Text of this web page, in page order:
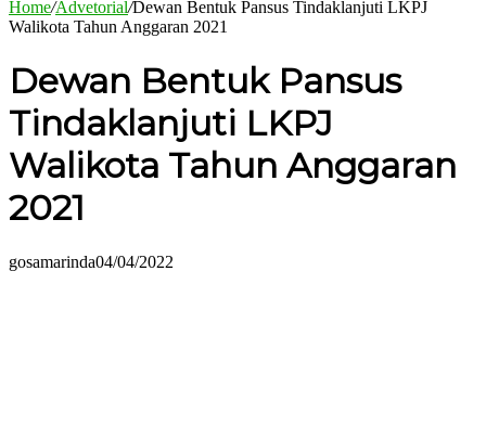
Home/Advetorial/Dewan Bentuk Pansus Tindaklanjuti LKPJ
Walikota Tahun Anggaran 2021
Dewan Bentuk Pansus
Tindaklanjuti LKPJ
Walikota Tahun Anggaran
2021
gosamarinda04/04/2022